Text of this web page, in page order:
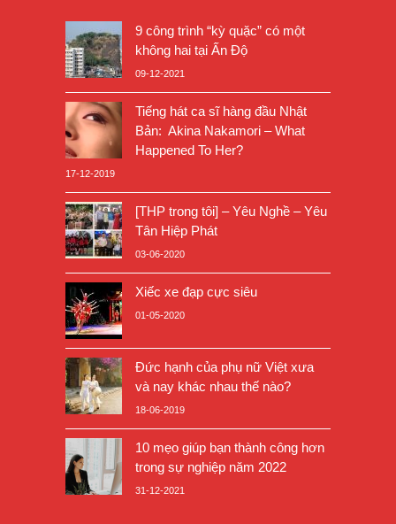
9 công trình “kỳ quặc” có một
không hai tại Ấn Độ
09-12-2021
Tiếng hát ca sĩ hàng đầu Nhật
Bản: Akina Nakamori – What
Happened To Her?
17-12-2019
[THP trong tôi] – Yêu Nghề – Yêu
Tân Hiệp Phát
03-06-2020
Xiếc xe đạp cực siêu
01-05-2020
Đức hạnh của phụ nữ Việt xưa
và nay khác nhau thế nào?
18-06-2019
10 mẹo giúp bạn thành công hơn
trong sự nghiệp năm 2022
31-12-2021